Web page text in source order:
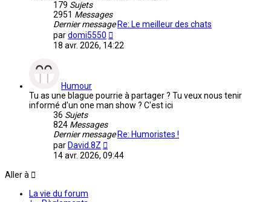
179 Sujets
2951 Messages
Dernier messageRe: Le meilleur des chats
pardomi5550
le
18 avr. 2026, 14:22
Humour
Tu as une blague pourrie à partager ? Tu veux nous tenir
informé d'un one man show ? C'est ici
36 Sujets
824 Messages
Dernier messageRe: Humoristes !
parDavid.8Z
le
14 avr. 2026, 09:44
Aller à
La vie du forum